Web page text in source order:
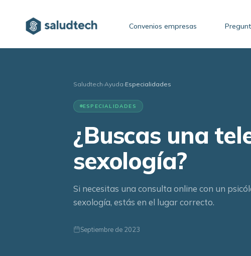
Convenios empresas
Saludtech›Ayuda›Especialidades
ESPECIALIDADES
¿Buscas una
sexología?
Si necesitas una consulta online con un
sexología, estás en el lugar correcto.
Septiembre de 2023